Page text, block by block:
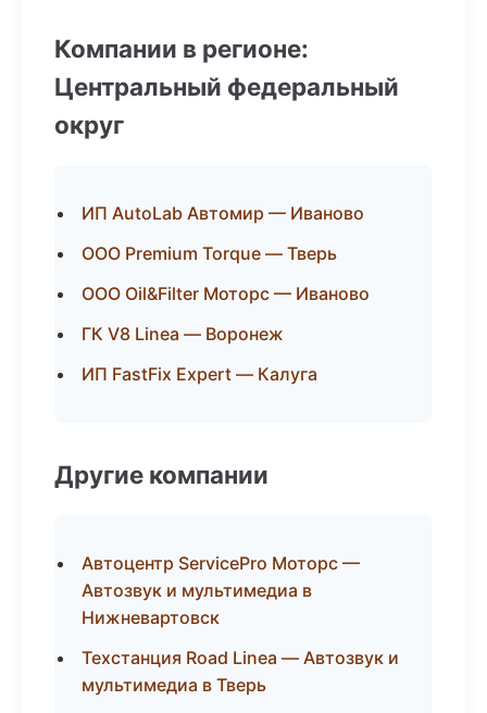
Компании в регионе:
Центральный федеральный
округ
ИП AutoLab Автомир — Иваново
ООО Premium Torque — Тверь
ООО Oil&Filter Моторс — Иваново
ГК V8 Linea — Воронеж
ИП FastFix Expert — Калуга
Другие компании
Автоцентр ServicePro Моторс —
Автозвук и мультимедиа в
Нижневартовск
Техстанция Road Linea — Автозвук и
мультимедиа в Тверь